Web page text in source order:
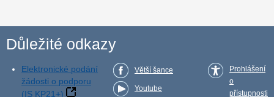
Důležité odkazy
Elektronické podání
žádosti o podporu
(IS KP21+)
Větší šance
Youtube
Prohlášení
o
přístupnosti